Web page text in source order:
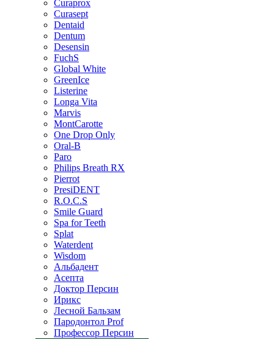
Curaprox
Curasept
Dentaid
Dentum
Desensin
FuchS
Global White
GreenIce
Listerine
Longa Vita
Marvis
MontCarotte
One Drop Only
Oral-B
Paro
Philips Breath RX
Pierrot
PresiDENT
R.O.C.S
Smile Guard
Spa for Teeth
Splat
Waterdent
Wisdom
Альбадент
Асепта
Доктор Персин
Ирикс
Лесной Бальзам
Пародонтол Prof
Профессор Персин